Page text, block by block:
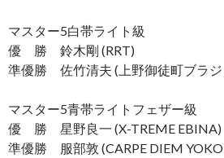
マスター5白帯ライト級
優 勝 鈴木剛 (RRT)
準優勝 佐竹清夫 (上野御徒町ブラジ
マスター5青帯ライトフェザー級
優 勝 星野良一 (X-TREME EBINA)
準優勝 服部敦 (CARPE DIEM